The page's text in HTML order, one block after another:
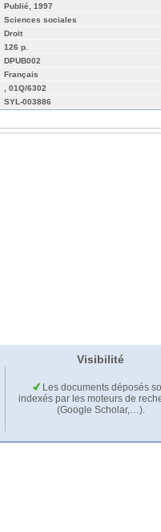
Publié, 1997
Sciences sociales
Droit
126 p.
DPUB002
Français
, 01Q/6302
SYL-003886
Visibilité
Les documents déposés
indexés par les moteurs de
(Google Scholar,…).